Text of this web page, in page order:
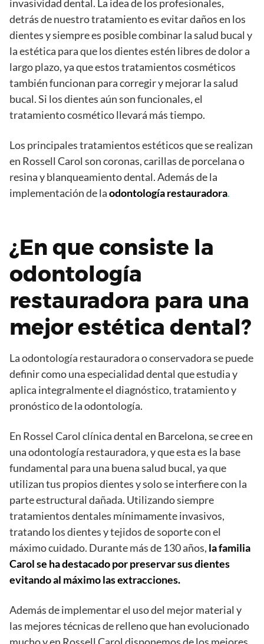
invasividad dental. La idea de los profesionales,
detrás de nuestro tratamiento es evitar daños en los
dientes y siempre es posible combinar la salud bucal y
la estética para que los dientes estén libres de dolor a
largo plazo, ya que estos tratamientos cosméticos
también funcionan para corregir y mejorar la salud
bucal. Si los dientes aún son funcionales, el
tratamiento cosmético llevará más tiempo.
Los principales tratamientos estéticos que se realizan
en Rossell Carol son coronas, carillas de porcelana o
resina y blanqueamiento dental. Además de la
implementación de laodontología restauradora.
¿En que consiste la
odontología
restauradora para una
mejor estética dental?
La odontología restauradora o conservadora se puede
definir como una especialidad dental que estudia y
aplica integralmente el diagnóstico, tratamiento y
pronóstico de la odontología.
En Rossel Carol clínica dental en Barcelona, ​​se cree en
una odontología restauradora, y que esta es la base
fundamental para una buena salud bucal, ya que
utilizan tus propios dientes y solo se interfiere con la
parte estructural dañada. Utilizando siempre
tratamientos dentales mínimamente invasivos,
tratando los dientes y tejidos de soporte con el
máximo cuidado. Durante más de 130 años, la familia
Carol se ha destacado por preservar sus dientes
evitando al máximo las extracciones.
Además de implementar el uso del mejor material y
las mejores técnicas de relleno que han evolucionado